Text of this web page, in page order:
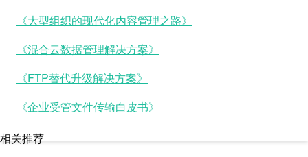
《大型组织的现代化内容管理之路》
《混合云数据管理解决方案》
《FTP替代升级解决方案》
《企业受管文件传输白皮书》
相关推荐